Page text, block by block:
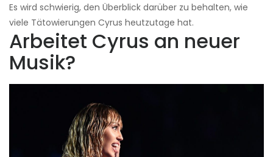
Es wird schwierig, den Überblick darüber zu behalten, wie
viele Tätowierungen Cyrus heutzutage hat.
Arbeitet Cyrus an neuer
Musik?